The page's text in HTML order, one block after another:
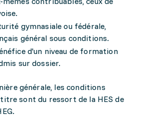
gymnasiale ou fédérale,
général sous conditions.
d'un niveau de formation
sur dossier.
générale, les conditions
sont du ressort de la HES de